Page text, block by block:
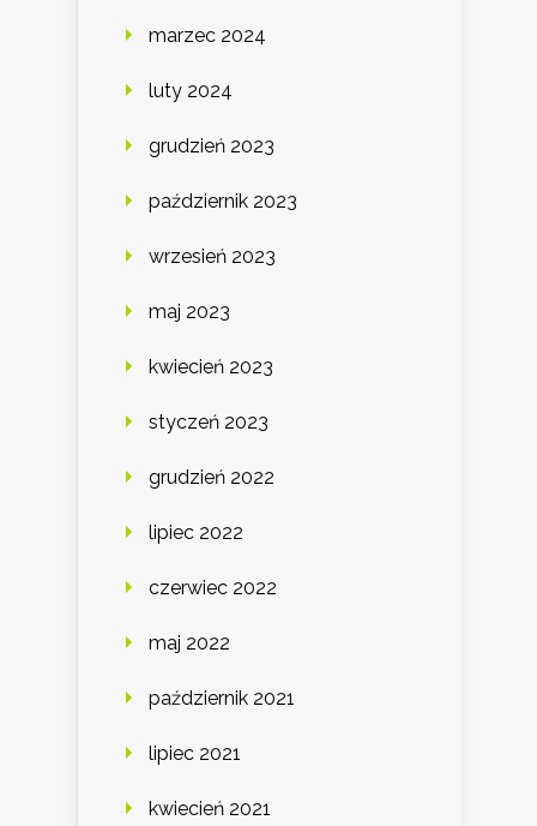
marzec 2024
luty 2024
grudzień 2023
październik 2023
wrzesień 2023
maj 2023
kwiecień 2023
styczeń 2023
grudzień 2022
lipiec 2022
czerwiec 2022
maj 2022
październik 2021
lipiec 2021
kwiecień 2021